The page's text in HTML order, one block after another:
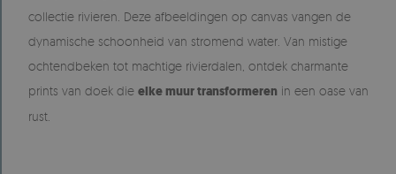
collectie rivieren. Deze afbeeldingen op canvas vangen de
dynamische schoonheid van stromend water. Van mistige
ochtendbeken tot machtige rivierdalen, ontdek charmante
prints van doek die elke muur transformeren in een oase van
rust.